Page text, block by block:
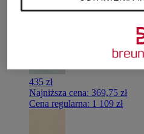
435 zł
435 zł
Najniższa cena: 369,75 zł
Cena regularna: 1 109 zł